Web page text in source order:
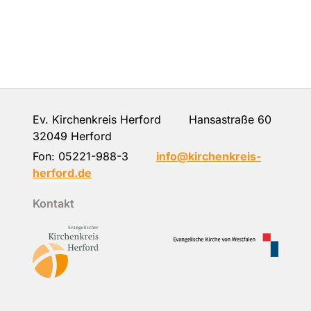
Ev. Kirchenkreis Herford Hansastraße 60
32049 Herford
Fon: 05221-988-3
info@kirchenkreis-
herford.de
Kontakt